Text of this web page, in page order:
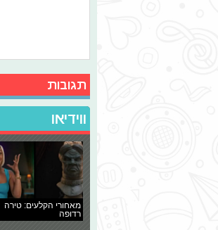
תגובות
ווידיאו
מאחורי הקלעים: טירה
רדופה